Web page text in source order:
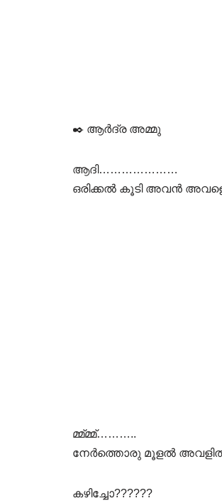
✒️ ആർദ്ര അമ്മു
ആദി…………………
ഒരിക്കൽ കൂടി അവൻ അവളെ
മ്മ്മ്മ്………..
നേർത്തൊരു മൂളൽ
കഴിച്ചോ??????